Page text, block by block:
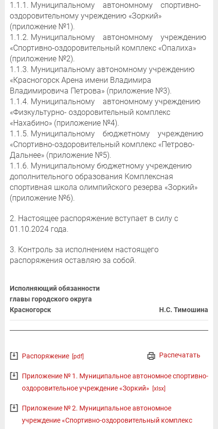
1.1.1. Муниципальному автономному спортивно-
оздоровительному учреждению «Зоркий»
(приложение №1).
1.1.2. Муниципальному автономному учреждению
«Спортивно-оздоровительный комплекс «Опалиха»
(приложение №2).
1.1.3. Муниципальному автономному учреждению
«Красногорск Арена имени Владимира
Владимировича Петрова» (приложение №3).
1.1.4. Муниципальному автономному учреждению
«Физкультурно- оздоровительный комплекс
«Нахабино» (приложение №4).
1.1.5. Муниципальному бюджетному учреждению
«Спортивно-оздоровительный комплекс «Петрово-
Дальнее» (приложение №5).
1.1.6. Муниципальному бюджетному учреждению
дополнительного образования Комплексная
спортивная школа олимпийского резерва «Зоркий»
(приложение №6).
2. Настоящее распоряжение вступает в силу с
01.10.2024 года.
3. Контроль за исполнением настоящего
распоряжения оставляю за собой.
Исполняющий обязанности
главы городского округа
Красногорск
Н.С. Тимошина
Распечатать
Распоряжение [pdf]
Приложение № 1. Муниципальное автономное спортивно-
оздоровительное учреждение «Зоркий»
[xlsx]
Приложение № 2. Муниципальное автономное
учреждение «Спортивно-оздоровительный комплекс